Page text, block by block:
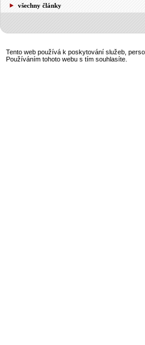
všechny články
Tento web používá k poskytování služeb,
Používáním tohoto webu s tím souhlasíte.